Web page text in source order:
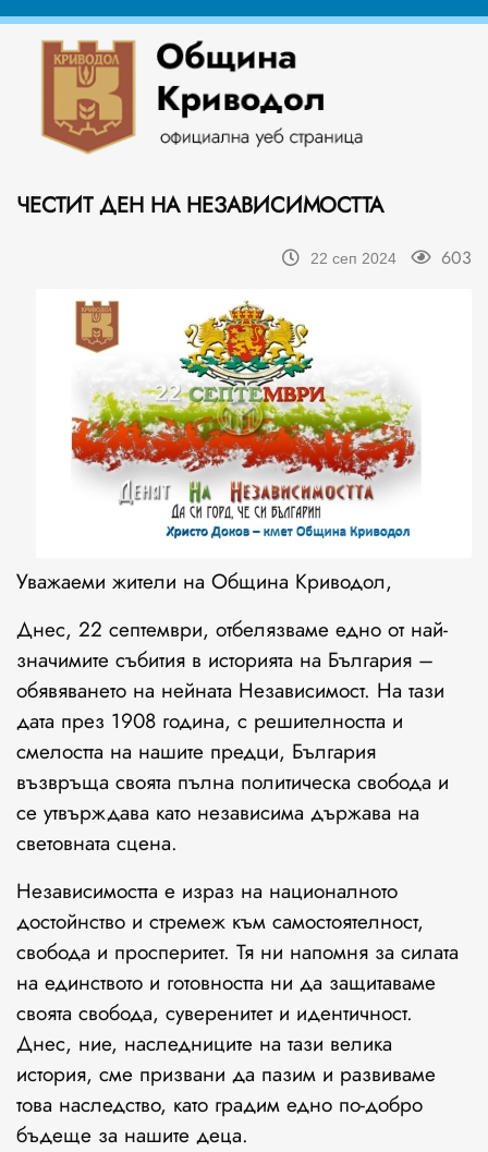
ЧЕСТИТ ДЕН НА НЕЗАВИСИМОСТТА
22 сеп 2024 603
Уважаеми жители на Община Криводол,
Днес, 22 септември, отбелязваме едно от най-
значимите събития в историята на България –
обявяването на нейната Независимост. На тази
дата през 1908 година, с решителността и
смелостта на нашите предци, България
възвръща своята пълна политическа свобода и
се утвърждава като независима държава на
световната сцена.
Независимостта е израз на националното
достойнство и стремеж към самостоятелност,
свобода и просперитет. Тя ни напомня за силата
на единството и готовността ни да защитаваме
своята свобода, суверенитет и идентичност.
Днес, ние, наследниците на тази велика
история, сме призвани да пазим и развиваме
това наследство, като градим едно по-добро
бъдеще за нашите деца.